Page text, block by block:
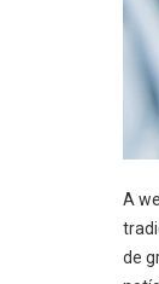
A
de